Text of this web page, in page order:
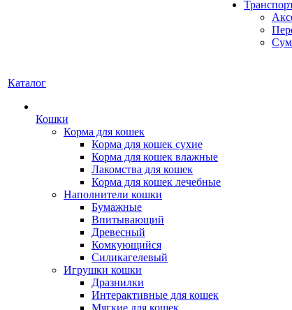
Каталог
Кошки
Корма для кошек
Корма для кошек сухие
Корма для кошек влажные
Лакомства для кошек
Корма для кошек лечебные
Наполнители кошки
Бумажные
Впитывающий
Древесный
Комкующийся
Силикагелевый
Игрушки кошки
Дразнилки
Интерактивные для кошек
Мягкие для кошек